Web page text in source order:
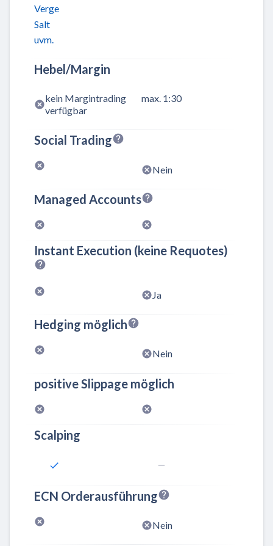
Verge
Salt
uvm.
Hebel/Margin
kein Margintrading
verfügbar
max. 1:30
Social Trading
Nein
Managed Accounts
Instant Execution (keine Requotes)
Ja
Hedging möglich
Nein
positive Slippage möglich
Scalping
ECN Orderausführung
Nein